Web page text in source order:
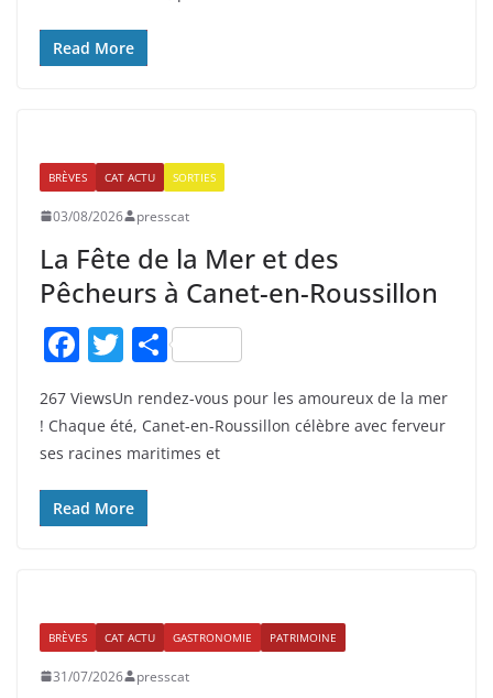
b
o
Read More
BRÈVES CAT ACTU SORTIES
03/08/2026 presscat
La Fête de la Mer et des
Pêcheurs à Canet-en-Roussillon
F
c
e
b
o
T
itt
er
P
ta
g
267 ViewsUn rendez-vous pour les amoureux de la mer
! Chaque été, Canet-en-Roussillon célèbre avec ferveur
ses racines maritimes et
Read More
BRÈVES CAT ACTU GASTRONOMIE PATRIMOINE
31/07/2026 presscat